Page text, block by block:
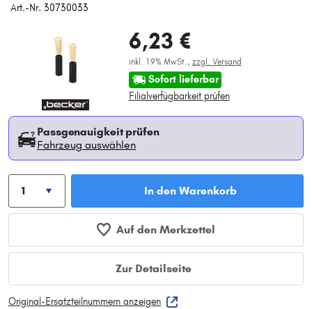
Art.-Nr. 30730033
6,23 €
inkl. 19% MwSt., zzgl. Versand
Sofort lieferbar
Filialverfügbarkeit prüfen
Passgenauigkeit prüfen
Fahrzeug auswählen
In den Warenkorb
Auf den Merkzettel
Zur Detailseite
Original-Ersatzteilnummern anzeigen